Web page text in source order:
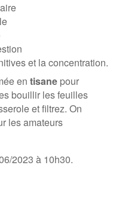
et la concentration.
en tisane pour
bouillir les feuilles
et filtrez. On
les amateurs
2023 à 10h30.